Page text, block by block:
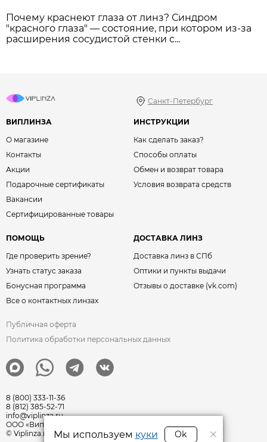
Почему краснеют глаза от линз? Синдром
"красного глаза" — состояние, при котором из-за
расширения сосудистой стенки с...
Санкт-Петербург
ВИПЛИНЗА
О магазине
Контакты
Акции
Подарочные сертификаты
Вакансии
Сертифицированные товары
ИНСТРУКЦИИ
Как сделать заказ?
Способы оплаты
Обмен и возврат товара
Условия возврата средств
ПОМОЩЬ
Где проверить зрение?
Узнать статус заказа
Бонусная программа
Все о контактных линзах
ДОСТАВКА ЛИНЗ
Доставка линз в СПб
Оптики и пункты выдачи
Отзывы о доставке (vk.com)
Публичная оферта
Политика обработки персональных данных
8 (800) 333-11-36
8 (812) 385-52-71
info@viplinza.ru
ООО «Виплинза» ОГРН: 1217800011351
© Viplinza.ru 2009—2026 г
Мы используем куки Ok